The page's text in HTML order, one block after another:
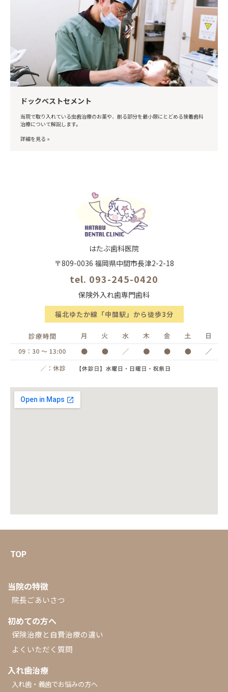
ドックベストセメント
当院で取り入れている虫歯治療のお薬や、削る部分を最小限にとどめる接着歯科
治療について解説します。
詳細を見る »
はたぶ歯科医院
〒809-0036 福岡県中間市長津2-2-18
tel. 093-245-0420
保険外入れ歯専門歯科
福北ゆたか線「中間駅」から徒歩3分
TOP
当院の特徴
院長ごあいさつ
初めての方へ
保険治療と自費治療の違い
よくいただく質問
入れ歯治療
入れ歯・義歯でお悩みの方へ